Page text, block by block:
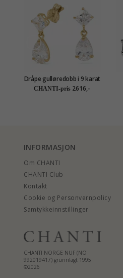
Dråpe gulløredobb i 9 karat
gull med zirkon - Gold
Collection
CHANTI-pris 2616,-
INFORMASJON
Om CHANTI
CHANTI Club
Kontakt
Cookie og Personvernpolicy
Samtykkeinnstillinger
CHANTI NORGE NUF (NO
992019417) grunnlagt 1995
©2026